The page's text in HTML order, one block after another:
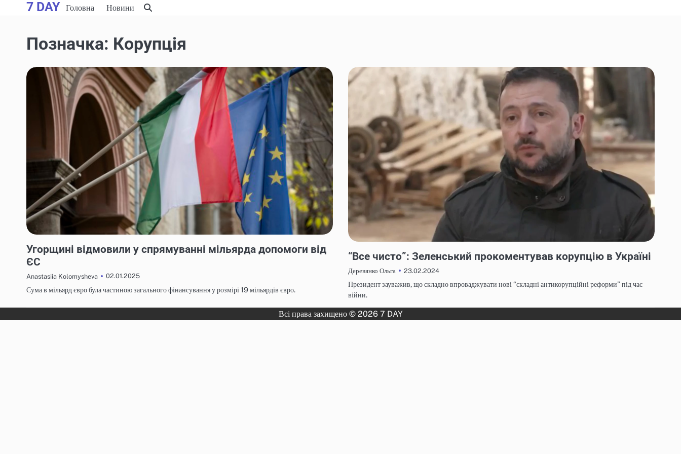
to
7 DAY Головна Новини
Позначка: Корупція
Угорщині відмовили у спрямуванні мільярда допомоги від
ЄС
Anastasiia Kolomysheva 02.01.2025
Сума в мільярд євро була частиною загального фінансування у розмірі 19 мільярдів євро.
“Все чисто”: Зеленський прокоментував корупцію в Україні
Деревянко Ольга 23.02.2024
Президент зауважив, що складно впроваджувати нові “складні антикорупційні реформи” під час
війни.
Всі права захищено © 2026 7 DAY